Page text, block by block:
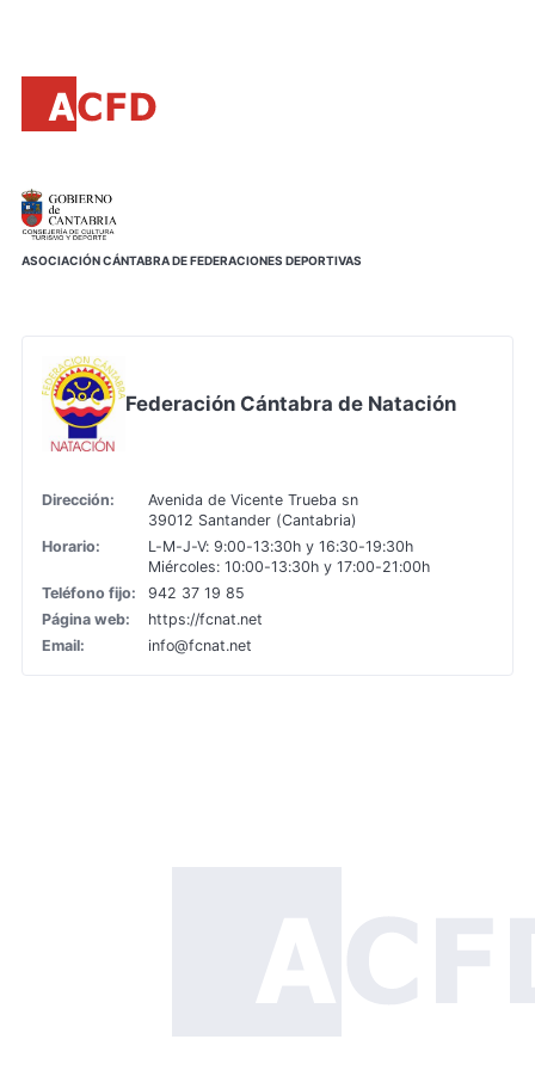
contenido
principal
ASOCIACIÓN CÁNTABRA DE FEDERACIONES DEPORTIVAS
Federación Cántabra de Natación
Dirección:
Avenida de Vicente Trueba sn
39012 Santander (Cantabria)
Horario:
L-M-J-V: 9:00-13:30h y 16:30-19:30h
Miércoles: 10:00-13:30h y 17:00-21:00h
Teléfono fijo:
942 37 19 85
Página web:
https://fcnat.net
Email:
info@fcnat.net